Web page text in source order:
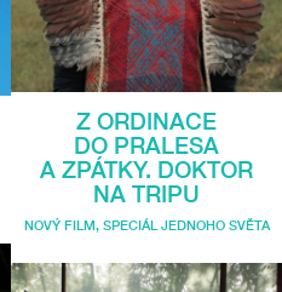
Z ORDINACE
DO PRALESA
A ZPÁTKY. DOKTOR
NA TRIPU
NOVÝ FILM, SPECIÁL JEDNOHO SVĚTA